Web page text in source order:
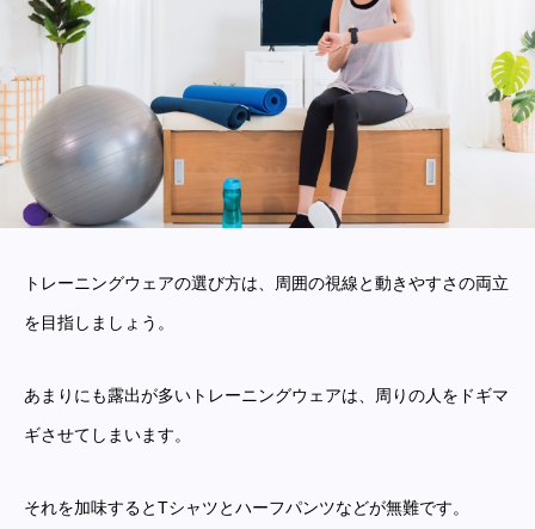
トレーニングウェアの選び方は、周囲の視線と動きやすさの両立
を目指しましょう。
あまりにも露出が多いトレーニングウェアは、周りの人をドギマ
ギさせてしまいます。
それを加味するとTシャツとハーフパンツなどが無難です。